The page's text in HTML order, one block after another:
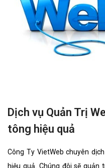
Dịch vụ Quản Trị
tông hiệu quả
Công Ty VietWeb chuyên
hiệu quả. Chúng đôi sẽ